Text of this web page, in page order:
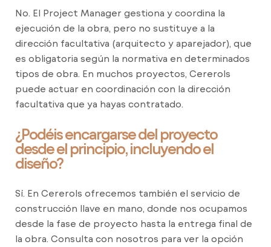
No. El Project Manager gestiona y coordina la
ejecución de la obra, pero no sustituye a la
dirección facultativa (arquitecto y aparejador), que
es obligatoria según la normativa en determinados
tipos de obra. En muchos proyectos, Cererols
puede actuar en coordinación con la dirección
facultativa que ya hayas contratado.
¿Podéis encargarse del proyecto
desde el principio, incluyendo el
diseño?
Sí. En Cererols ofrecemos también el servicio de
construcción llave en mano, donde nos ocupamos
desde la fase de proyecto hasta la entrega final de
la obra. Consulta con nosotros para ver la opción